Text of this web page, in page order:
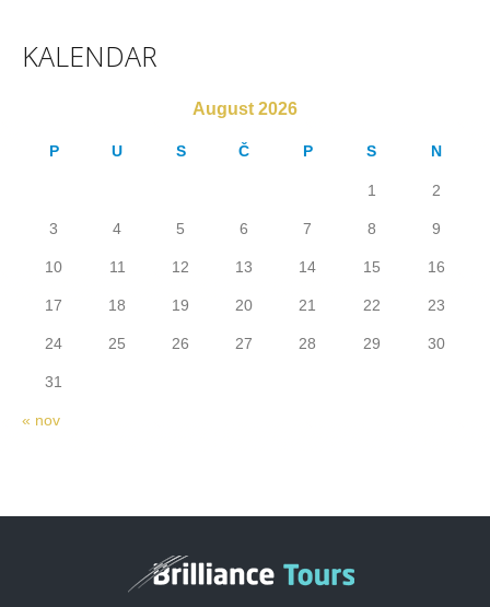
KALENDAR
August 2026
P U S Č P S N
« nov
1 2
3 4 5 6 7 8 9
10 11 12 13 14 15 16
17 18 19 20 21 22 23
24 25 26 27 28 29 30
31